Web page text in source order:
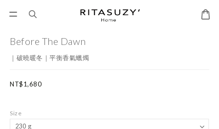
Before The Dawn
｜破曉暖冬｜平衡香氣蠟燭
NT$1,680
Size